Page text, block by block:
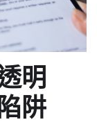
明
阱